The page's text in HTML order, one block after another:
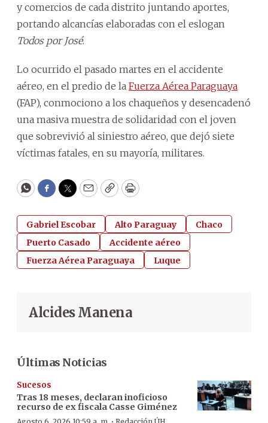
y comercios de cada distrito juntando aportes,
portando alcancías elaboradas con el eslogan
Todos por José.
Lo ocurrido el pasado martes en el accidente
aéreo, en el predio de la Fuerza Aérea Paraguaya
(FAP), conmociono a los chaqueños y desencadenó
una masiva muestra de solidaridad con el joven
que sobrevivió al siniestro aéreo, que dejó siete
víctimas fatales, en su mayoría, militares.
WhatsApp
Facebook
Twitter
EmailCopyPrint
Gabriel Escobar Alto Paraguay
Chaco
Puerto Casado
Accidente aéreo
Fuerza Aérea Paraguaya
Luque
Alcides Manena
Últimas Noticias
Sucesos
Tras 18 meses, declaran inoficioso
recurso de ex fiscala Casse Giménez